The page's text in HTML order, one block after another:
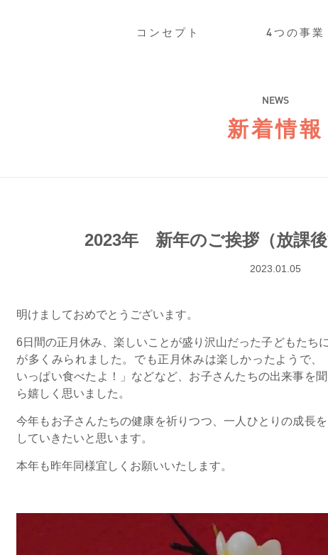
コンセプト 4つの事業
NEWS
新着情報
2023年 新年のご挨拶（放課後
2023.01.05
明けましておめでとうございます。
6日間の正月休み、楽しいことが盛り沢山だった子どもたち
が多くみられました。でも正月休みは楽しかったようで
いっぱい食べたよ！」などなど、お子さんたちの出来事を
ら嬉しく思いました。
今年もお子さんたちの健康を祈りつつ、一人ひとりの成長
していきたいと思います。
本年も昨年同様宜しくお願いいたします。